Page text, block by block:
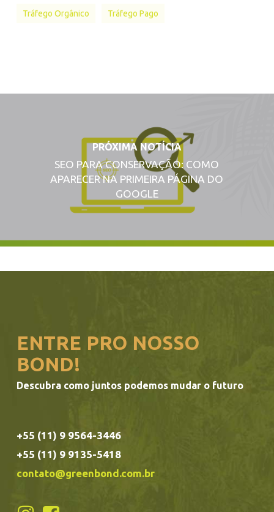
Tráfego Orgânico Tráfego Pago
PRÓXIMA NOTÍCIA
SEO PARA CONSERVAÇÃO: COMO
APARECER NA PRIMEIRA PÁGINA DO
GOOGLE
ENTRE PRO NOSSO
BOND!
Descubra como juntos podemos mudar o futuro
+55 (11) 9 9564-3446
+55 (11) 9 9135-5418
contato@greenbond.com.br